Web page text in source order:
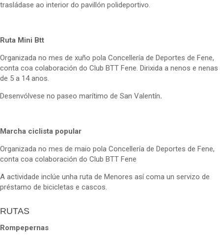
trasládase ao interior do pavillón polideportivo.
Ruta Mini Btt
Organizada no mes de xuño pola Concellería de Deportes de Fene,
conta coa colaboración do Club BTT Fene. Dirixida a nenos e nenas
de 5 a 14 anos.
Desenvólvese no paseo marítimo de San Valentín.
Marcha ciclista popular
Organizada no mes de maio pola Concellería de Deportes de Fene,
conta coa colaboración do Club BTT Fene
A actividade inclúe unha ruta de Menores así coma un servizo de
préstamo de bicicletas e cascos.
RUTAS
Rompepernas